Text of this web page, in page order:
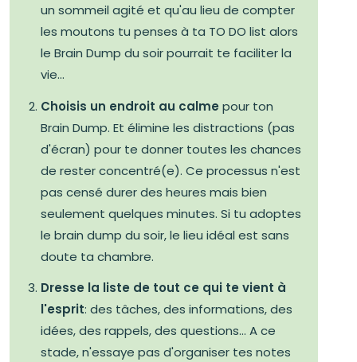
un sommeil agité et qu'au lieu de compter
les moutons tu penses à ta TO DO list alors
le Brain Dump du soir pourrait te faciliter la
vie...
Choisis un endroit au calme pour ton
Brain Dump. Et élimine les distractions (pas
d'écran) pour te donner toutes les chances
de rester concentré(e). Ce processus n'est
pas censé durer des heures mais bien
seulement quelques minutes. Si tu adoptes
le brain dump du soir, le lieu idéal est sans
doute ta chambre.
Dresse la liste de tout ce qui te vient à
l'esprit: des tâches, des informations, des
idées, des rappels, des questions... A ce
stade, n'essaye pas d'organiser tes notes